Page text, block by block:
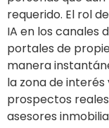
requerido. El rol
IA en los canales
portales de
manera
la zona de
prospectos reales
asesores